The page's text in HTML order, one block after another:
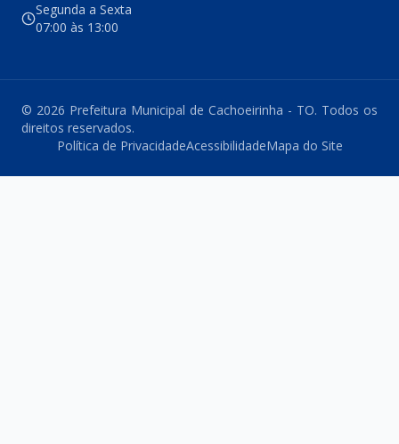
Segunda a Sexta
07:00 às 13:00
© 2026 Prefeitura Municipal de Cachoeirinha - TO. Todos os
direitos reservados.
Política de PrivacidadeAcessibilidadeMapa do Site